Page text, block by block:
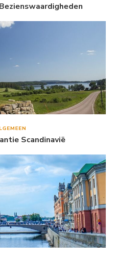
Scandinavië